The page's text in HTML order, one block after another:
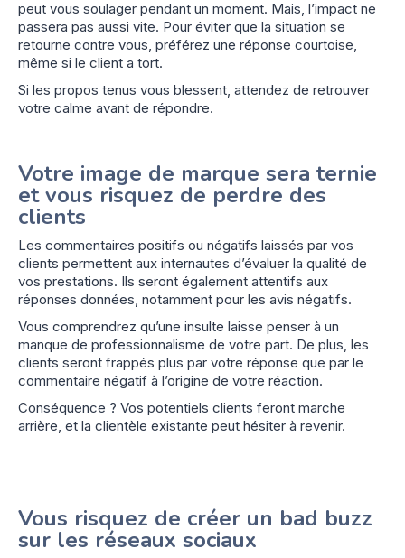
peut vous soulager pendant un moment. Mais, l’impact ne
passera pas aussi vite. Pour éviter que la situation se
retourne contre vous, préférez une réponse courtoise,
même si le client a tort.
Si les propos tenus vous blessent, attendez de retrouver
votre calme avant de répondre.
Votre image de marque sera ternie
et vous risquez de perdre des
clients
Les commentaires positifs ou négatifs laissés par vos
clients permettent aux internautes d’évaluer la qualité de
vos prestations. Ils seront également attentifs aux
réponses données, notamment pour les avis négatifs.
Vous comprendrez qu’une insulte laisse penser à un
manque de professionnalisme de votre part. De plus, les
clients seront frappés plus par votre réponse que par le
commentaire négatif à l’origine de votre réaction.
Conséquence ? Vos potentiels clients feront marche
arrière, et la clientèle existante peut hésiter à revenir.
Vous risquez de créer un bad buzz
sur les réseaux sociaux